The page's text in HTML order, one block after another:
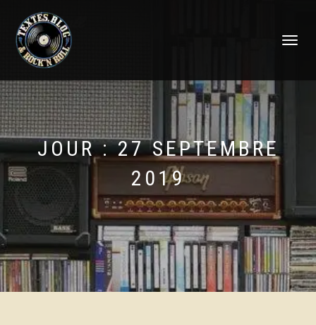
DÉPLIER
JOUR :27 SEPTEMBRE
2019